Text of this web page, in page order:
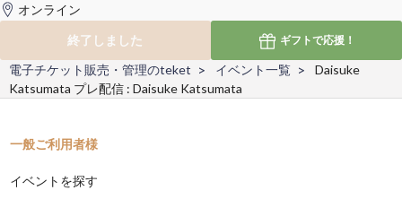
オンライン
終了しました
ギフトで応援！
電子チケット販売・管理のteket イベント一覧
Daisuke
Katsumata プレ配信 : Daisuke Katsumata
一般ご利用者様
イベントを探す